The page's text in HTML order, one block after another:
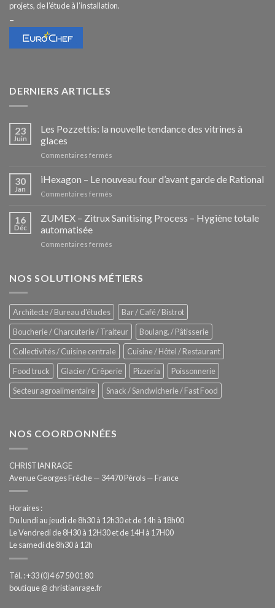
projets, de l’étude à l’installation.
–
DERNIERS ARTICLES
23
Juin
Les Pozzettis: la nouvelle tendance des vitrines à
glaces
Commentaires fermés
Pozzettis:
la
des
30
Jan
iHexagon – Le nouveau four d’avant garde de Rational
Commentaires fermés
–
Le
de
16
Déc
ZUMEX – Zitrux Sanitising Process – Hygiène totale
automatisée
Commentaires fermés
Zitrux
–
Hygiène
totale
automatisée
NOS SOLUTIONS MÉTIERS
Architecte / Bureau d'études
Bar / Café / Bistrot
Boucherie / Charcuterie / Traiteur
Boulang. / Pâtisserie
Collectivités / Cuisine centrale
Cuisine / Hôtel / Restaurant
Food truck
Glacier / Crêperie Pizzeria
Poissonnerie
Secteur agroalimentaire
Snack / Sandwicherie / Fast Food
NOS COORDONNÉES
CHRISTIAN RAGE
Avenue Georges Frêche — 34470 Pérols — France
Horaires :
Du lundi au jeudi de 8h30 à 12h30 et de 14h à 18h00
Le Vendredi de 8H30 à 12H30 et de 14H à 17H00
Le samedi de 8h30 à 12h
Tél. : +33 (0)4 67 50 01 80
boutique @ christianrage.fr